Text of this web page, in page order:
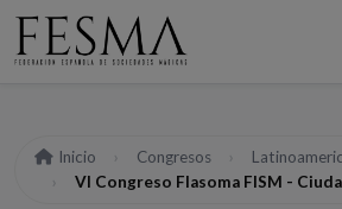
Inicio Congresos
VI Congreso Flasoma FISM -